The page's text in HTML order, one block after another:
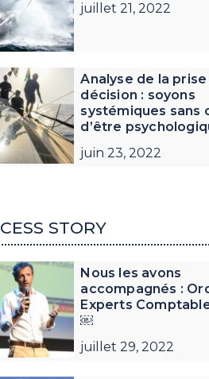
juillet 21, 2022
Analyse de la
décision : soyons
systémiques sans
d’être
juin 23, 2022
STORY
Nous les avons
accompagnés :
Experts
￼
juillet 29, 2022